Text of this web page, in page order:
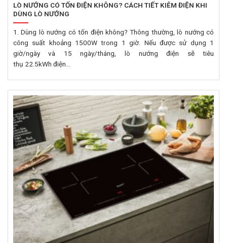
LÒ NƯỚNG CÓ TỐN ĐIỆN KHÔNG? CÁCH TIẾT KIÊM ĐIỆN KHI
DÙNG LÒ NƯỚNG
1. Dùng lò nướng có tốn điện không? Thông thường, lò nướng có
công suất khoảng 1500W trong 1 giờ. Nếu được sử dụng 1
giờ/ngày và 15 ngày/tháng, lò nướng điện sẽ tiêu
thụ 22.5kWh điện...